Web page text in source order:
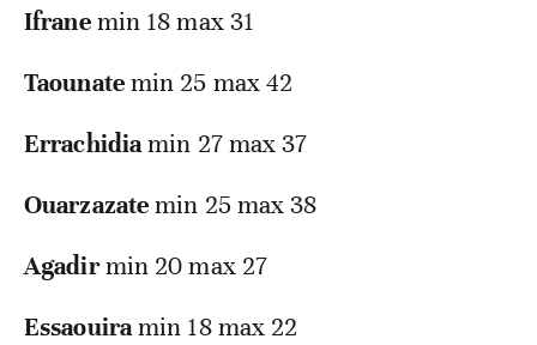
Ifranemin 18 max 31
Taounatemin 25 max 42
Errachidiamin 27 max 37
Ouarzazatemin 25 max 38
Agadirmin 20 max 27
Essaouiramin 18 max 22